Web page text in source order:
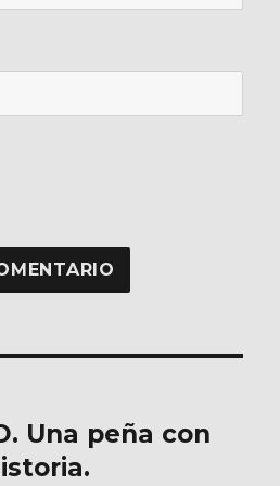
Una peña con